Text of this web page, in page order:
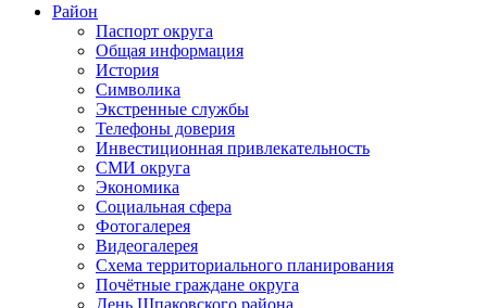
Район
Паспорт округа
Общая информация
История
Символика
Экстренные службы
Телефоны доверия
Инвестиционная привлекательность
СМИ округа
Экономика
Социальная сфера
Фотогалерея
Видеогалерея
Схема территориального планирования
Почётные граждане округа
День Шпаковского района